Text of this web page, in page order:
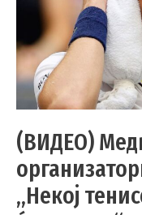
(ВИДЕО)
„Некој